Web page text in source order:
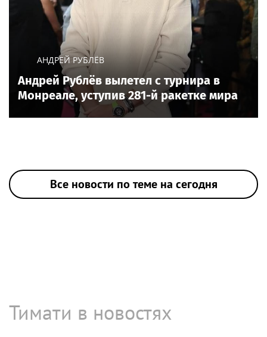
АНДРЕЙ РУБЛЁВ
Андрей Рублёв вылетел с турнира в
Монреале, уступив 281-й ракетке мира
Все новости по теме на сегодня
Тимати в новостях